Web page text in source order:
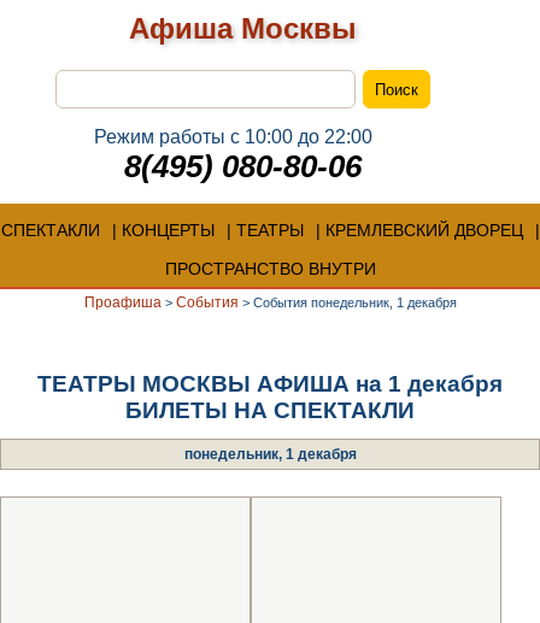
Афиша Москвы
Режим работы с 10:00 до 22:00
8(495) 080-80-06
СПЕКТАКЛИ КОНЦЕРТЫ ТЕАТРЫ
КРЕМЛЕВСКИЙ ДВОРЕЦ
ПРОСТРАНСТВО ВНУТРИ
Проафиша > События > События понедельник, 1 декабря
ТЕАТРЫ МОСКВЫ АФИША на 1 декабря
БИЛЕТЫ НА СПЕКТАКЛИ
понедельник, 1 декабря